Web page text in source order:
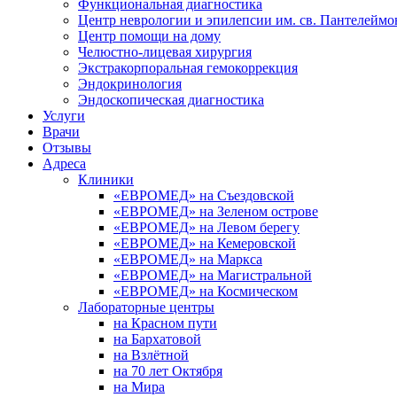
Функциональная диагностика
Центр неврологии и эпилепсии им. св.
Центр помощи на дому
Челюстно-лицевая хирургия
Экстракорпоральная гемокоррекция
Эндокринология
Эндоскопическая диагностика
Услуги
Врачи
Отзывы
Адреса
Клиники
«ЕВРОМЕД» на Съездовской
«ЕВРОМЕД» на Зеленом острове
«ЕВРОМЕД» на Левом берегу
«ЕВРОМЕД» на Кемеровской
«ЕВРОМЕД» на Маркса
«ЕВРОМЕД» на Магистральной
«ЕВРОМЕД» на Космическом
Лабораторные центры
на Красном пути
на Бархатовой
на Взлётной
на 70 лет Октября
на Мира